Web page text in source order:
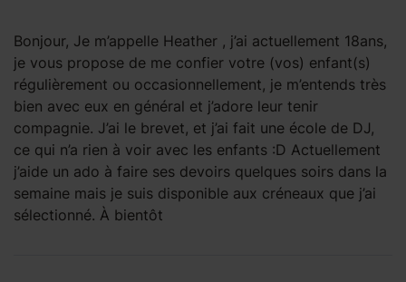
Bonjour, Je m’appelle Heather , j’ai actuellement 18ans,
je vous propose de me confier votre (vos) enfant(s)
régulièrement ou occasionnellement, je m’entends très
bien avec eux en général et j’adore leur tenir
compagnie. J’ai le brevet, et j’ai fait une école de DJ,
ce qui n’a rien à voir avec les enfants :D Actuellement
j’aide un ado à faire ses devoirs quelques soirs dans la
semaine mais je suis disponible aux créneaux que j’ai
sélectionné. À bientôt